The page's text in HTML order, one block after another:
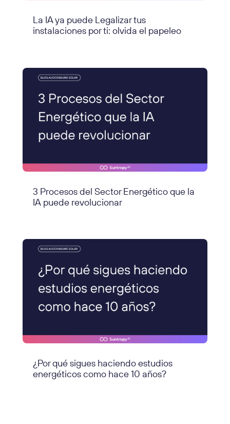
La IA ya puede Legalizar tus
instalaciones por ti: olvida el papeleo
3 Procesos del Sector Energético que la
IA puede revolucionar
¿Por qué sigues haciendo estudios
energéticos como hace 10 años?